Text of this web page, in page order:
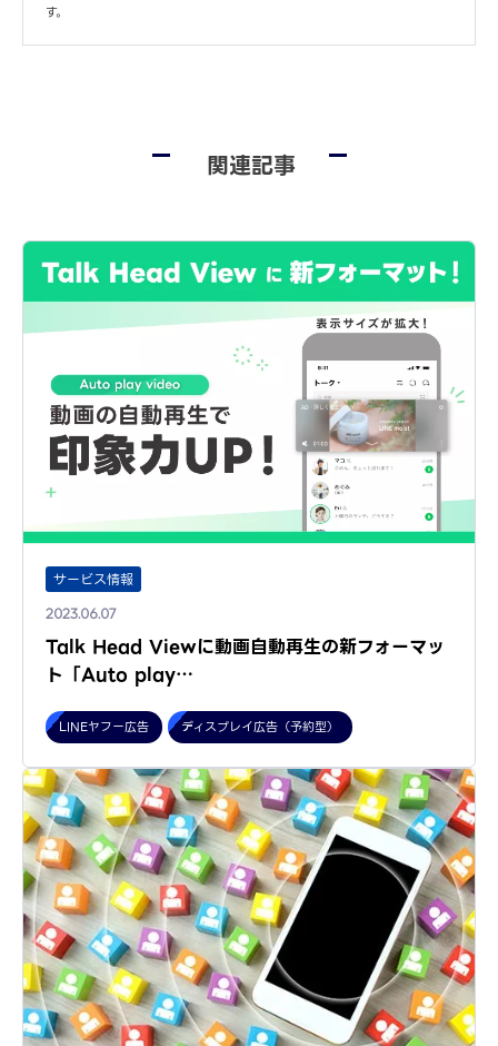
す。
関連記事
サービス情報
2023.06.07
Talk Head Viewに動画自動再生の新フォーマッ
ト「Auto play…
LINEヤフー広告 ディスプレイ広告（予約型）